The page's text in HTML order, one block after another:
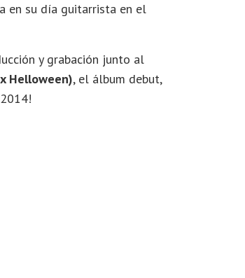
en su día guitarrista en el
y grabación junto al
Helloween), el álbum debut,